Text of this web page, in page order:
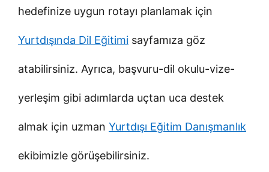
hedefinize uygun rotayı planlamak için
Yurtdışında Dil Eğitimi sayfamıza göz
atabilirsiniz. Ayrıca, başvuru-dil okulu-vize-
yerleşim gibi adımlarda uçtan uca destek
almak için uzman Yurtdışı Eğitim Danışmanlık
ekibimizle görüşebilirsiniz.